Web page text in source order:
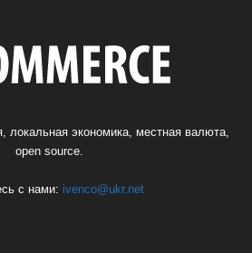
локальная экономика, местная валюта,
open source.
с нами: ivenco@ukr.net